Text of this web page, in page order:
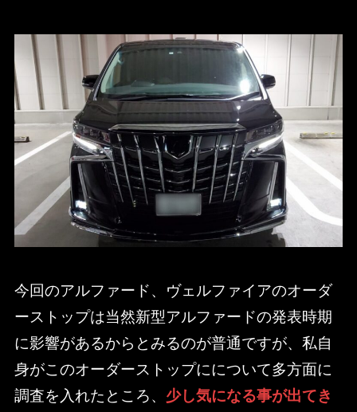
今回のアルファード、ヴェルファイアのオーダ
ーストップは当然新型アルファードの発表時期
に影響があるからとみるのが普通ですが、私自
身がこのオーダーストップにについて多方面に
調査を入れたところ、 少し気になる事が出てき